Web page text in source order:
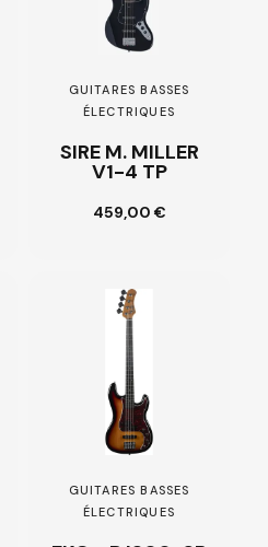
GUITARES BASSES
ÉLECTRIQUES
SIRE M. MILLER
V1-4 TP
459,00 €
Customize
GUITARES BASSES
ÉLECTRIQUES